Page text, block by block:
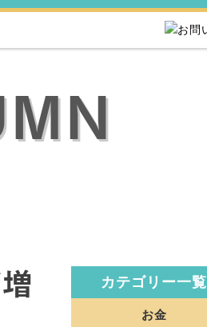
カテゴリー一覧
お金